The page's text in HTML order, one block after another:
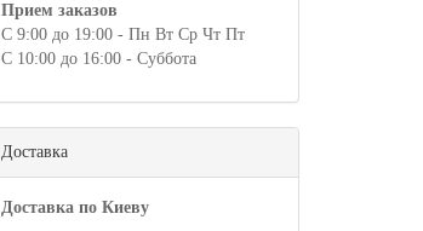
Прием заказов
С 9:00 до 19:00 - Пн Вт Ср Чт Пт
С 10:00 до 16:00 - Суббота
Доставка
Доставка по Киеву